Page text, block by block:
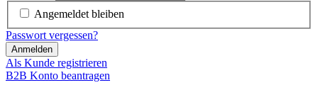
Angemeldet bleiben
Passwort vergessen?
Anmelden
Als Kunde registrieren
B2B Konto beantragen